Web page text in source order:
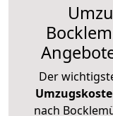
Der
nach